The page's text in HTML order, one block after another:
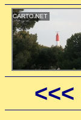
<<<